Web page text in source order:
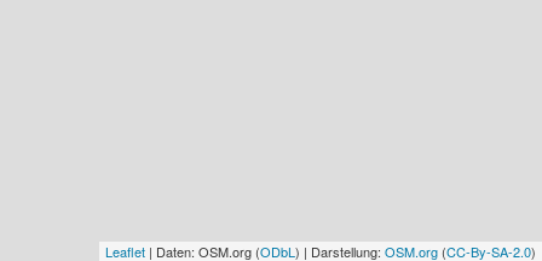
Leaflet | Daten: OSM.org (ODbL ) | Darstellung: OSM.org (CC-By-SA-2.0)